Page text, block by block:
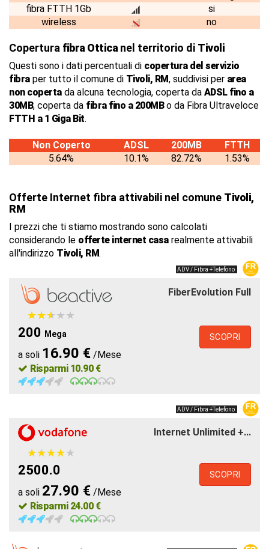
fibra FTTH 1Gb
si
wireless
no
Copertura fibra Ottica nel territorio di Tivoli
Questi sono i dati percentuali di copertura del servizio
fibraper tutto il comune di Tivoli, RM, suddivisi per area
non copertada alcuna tecnologia, coperta da ADSL fino a
30MB, coperta da fibra fino a 200MBo da Fibra Ultraveloce
FTTH a 1 Giga Bit.
Non Coperto ADSL 200MB
FTTH
5.64%
10.1% 82.72% 1.53%
Offerte Internet fibra attivabili nel comune Tivoli,
RM
I prezzi che ti stiamo mostrando sono calcolati
considerando le offerte internet casarealmente attivabili
all'indirizzo Tivoli, RM.
ADV / Fibra +Telefono
FiberEvolution Full
★★★★★
★★★★★
200 Mega
a soli 16.90 € /Mese
Risparmi 10.90 €
SCOPRI
ADV / Fibra +Telefono
Internet Unlimited +...
★★★★★
★★★★★
2500.0
a soli 27.90 € /Mese
Risparmi 24.00 €
SCOPRI